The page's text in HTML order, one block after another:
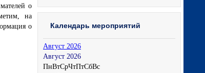
о
на
о
Календарь мероприятий
Август 2026
Август 2026
ПнВтСрЧтПтСбВс